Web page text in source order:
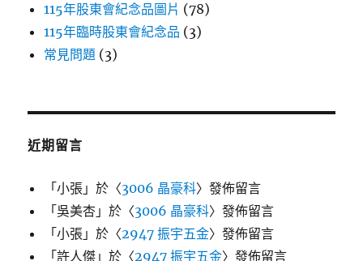
115年股東會紀念品圖片 (78)
115年臨時股東會紀念品 (3)
常見問題 (3)
近期留言
「小張 」於〈3006 晶豪科〉發佈留言
「吳美杏 」於〈3006 晶豪科〉發佈留言
「小張 」於〈2947 振宇五金〉發佈留言
「許人傑 」於〈2947 振宇五金〉發佈留言